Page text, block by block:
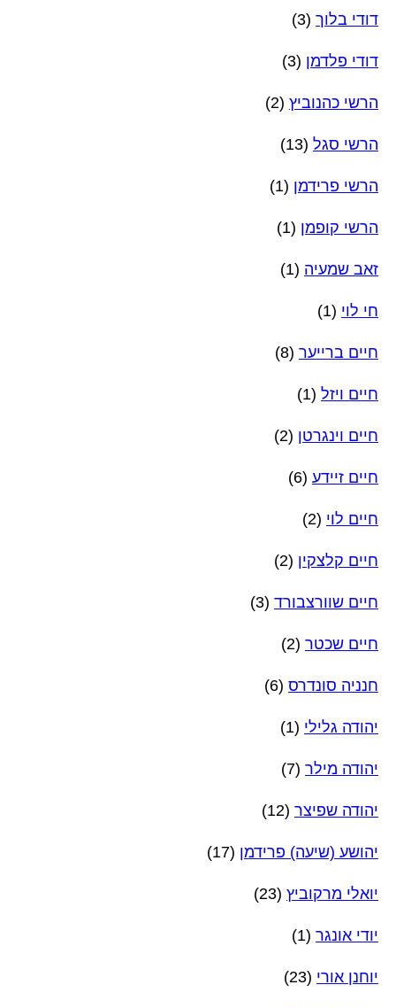
דודי בלוך (3)
דודי פלדמן (3)
הרשי כהנוביץ (2)
הרשי סגל (13)
הרשי פרידמן (1)
הרשי קופמן (1)
זאב שמעיה (1)
חי לוי (1)
חיים ברייער (8)
חיים ויזל (1)
חיים וינגרטן (2)
חיים זיידע (6)
חיים לוי (2)
חיים קלצקין (2)
חיים שוורצבורד (3)
חיים שכטר (2)
חנניה סונדרס (6)
יהודה גלילי (1)
יהודה מילר (7)
יהודה שפיצר (12)
יהושע (שיעה) פרידמן (17)
יואלי מרקוביץ (23)
יודי אונגר (1)
יוחנן אורי (23)